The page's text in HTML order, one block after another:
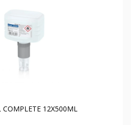
COMPLETE 12X500ML